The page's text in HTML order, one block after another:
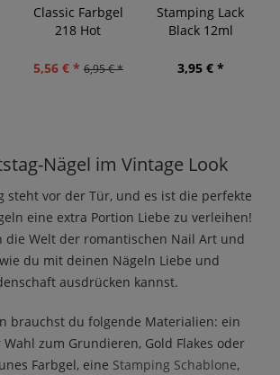
Classic Farbgel
218 Hot
5,56 € * 6,95 € *
Stamping Lack
Black 12ml
3,95 € *
Nägel im Vintage Look
steht vor der Tür, und es ist die perfekte
eine extra Portion Liebe zu verleihen!
die Welt der romantischen Nail Art und
du mit deinen Nägeln Liebe und
ausdrücken kannst.
brauchst du folgende Materialien: ein
zum Grundieren, Gold Flakes oder
Farbgel, eine Stamping Schablone,